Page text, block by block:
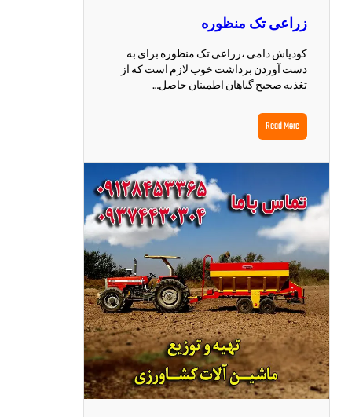
زراعی تک منظوره
کودپاش دامی ،زراعی تک منظوره برای به
دست آوردن برداشت خوب لازم است که از
تغذیه صحیح گیاهان اطمینان حاصل…
Read More